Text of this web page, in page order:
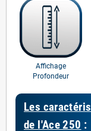
Affichage
Profondeur
Les
de l'Ace 250 :